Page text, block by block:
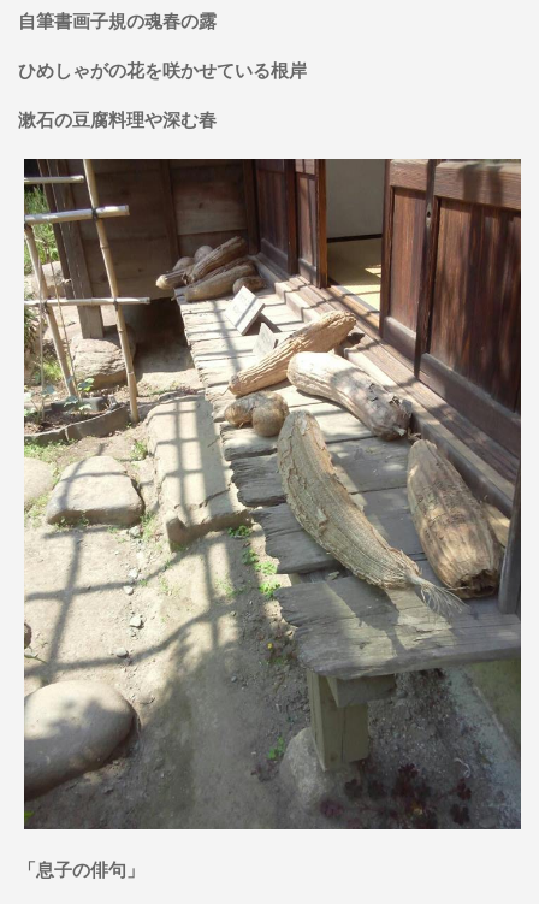
自筆書画子規の魂春の露
ひめしゃがの花を咲かせている根岸
漱石の豆腐料理や深む春
「息子の俳句」